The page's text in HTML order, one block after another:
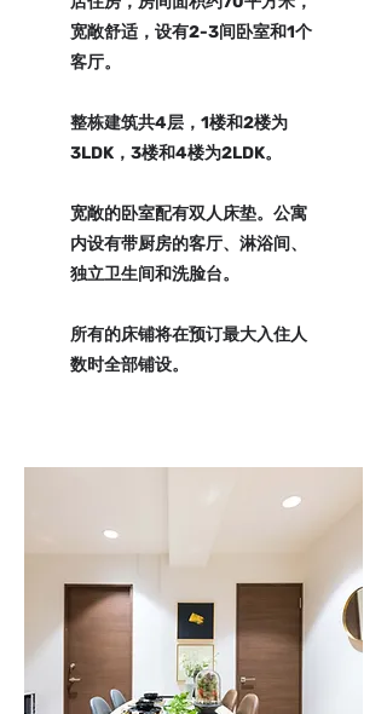
宽敞舒适，设有2-3间卧室和1个
客厅。
整栋建筑共4层，1楼和2楼为
3LDK，3楼和4楼为2LDK。
宽敞的卧室配有双人床垫。公寓
内设有带厨房的客厅、淋浴间、
独立卫生间和洗脸台。
所有的床铺将在预订最大入住人
数时全部铺设。